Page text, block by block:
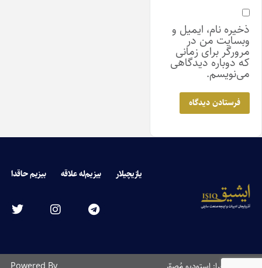
ذخیره نام، ایمیل و
وبسایت من در
مرورگر برای زمانی
که دوباره دیدگاهی
می‌نویسم.
یازیچیلار بیزیم‌له علاقه بیزیم حاقدا